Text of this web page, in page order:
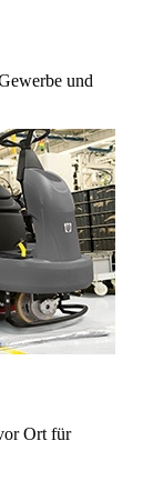
und
Ort für